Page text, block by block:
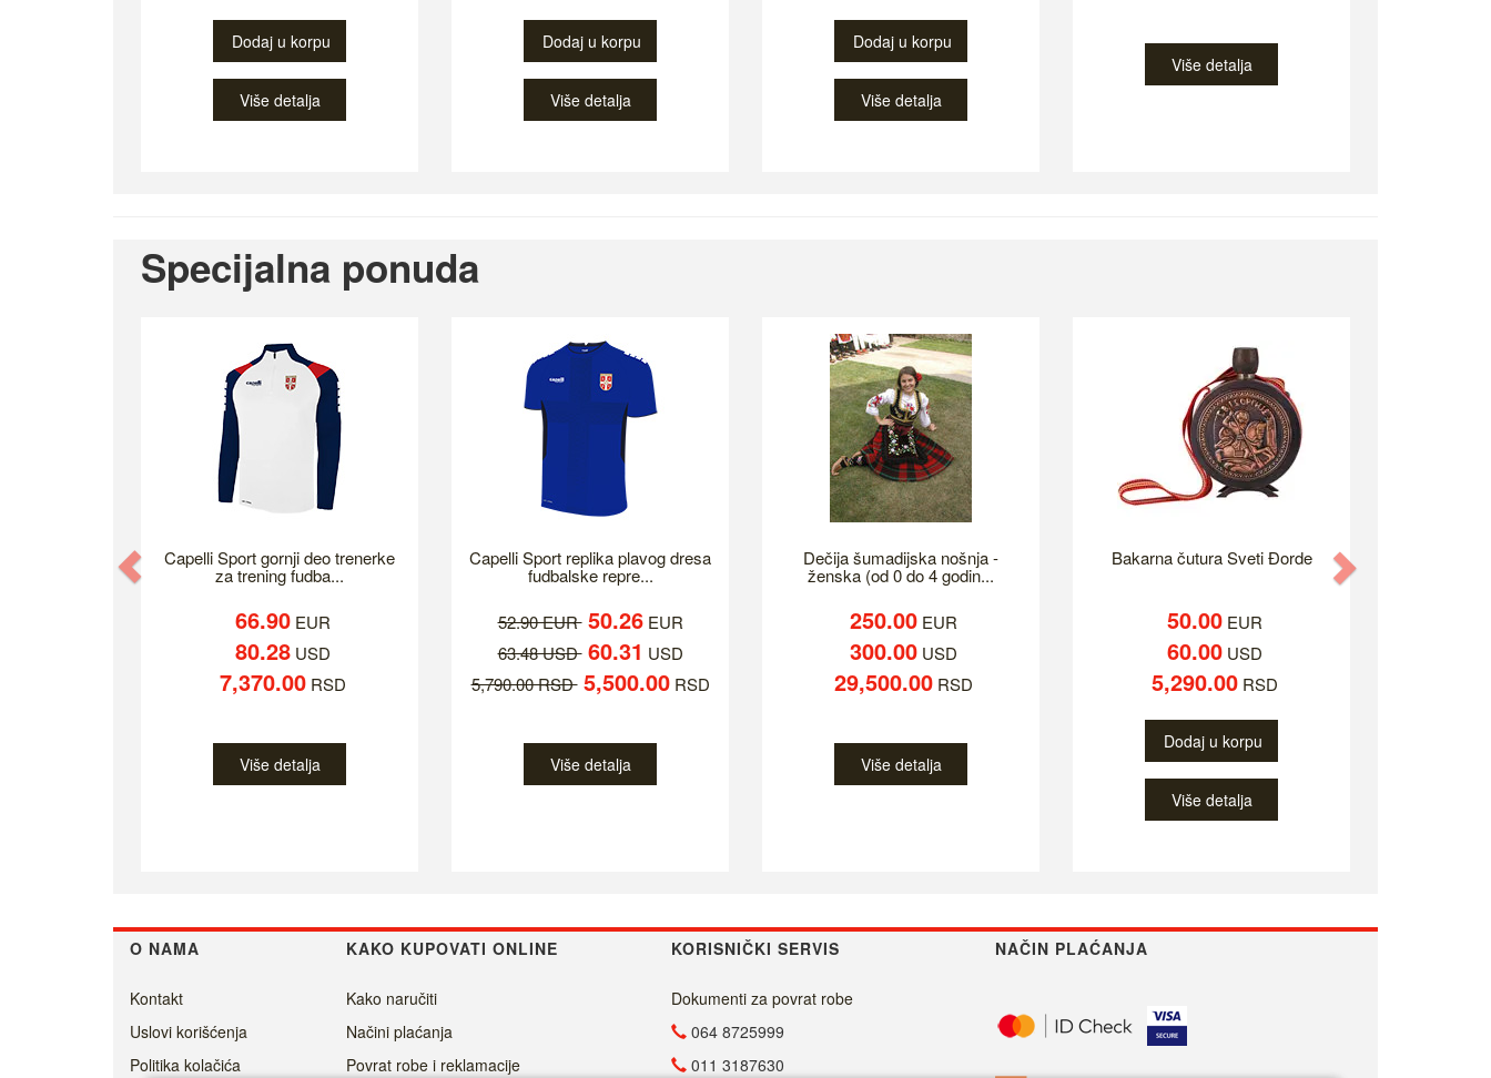
Dodaj u korpu
Više detalja
Dodaj u korpu
Više detalja
Dodaj u korpu
Više detalja
Više detalja
Specijalna ponuda
Capelli Sport gornji deo trenerke
za trening fudba...
66.90EUR
80.28USD
7,370.00RSD
Više detalja
Capelli Sport replika plavog dresa
fudbalske repre...
52.90 EUR 50.26EUR
63.48 USD 60.31 USD
5,790.00 RSD 5,500.00RSD
Više detalja
Dečija šumadijska nošnja -
ženska (od 0 do 4 godin...
250.00 EUR
300.00 USD
29,500.00 RSD
Više detalja
Bakarna čutura Sveti Đorde
50.00EUR
60.00USD
5,290.00RSD
Dodaj u korpu
Više detalja
Previous
O NAMA KAKO KUPOVATI ONLINE KORISNIČKI SERVIS NAČIN PLAĆANJA
Kontakt
Uslovi korišćenja
Politika kolačića
Kako naručiti
Načini plaćanja
Povrat robe i reklamacije
Dokumenti za povrat robe
064 8725999
011 3187630